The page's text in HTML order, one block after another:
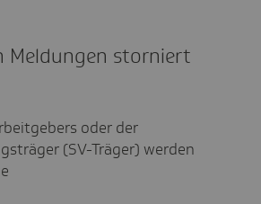
Meldungen storniert
oder der
(SV-Träger) werden